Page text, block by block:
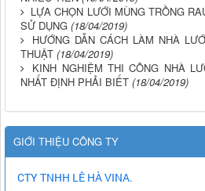
LỰA CHỌN LƯỚI MÙNG TRỒNG
SỬ DỤNG (18/04/2019)
HƯỚNG DẪN CÁCH LÀM NHÀ
THUẬT (18/04/2019)
KINH NGHIỆM THI CÔNG NHÀ
NHẤT ĐỊNH PHẢI BIẾT (18/04/2019)
GIỚI THIỆU CÔNG TY
CTY TNHH LÊ HÀ VINA.